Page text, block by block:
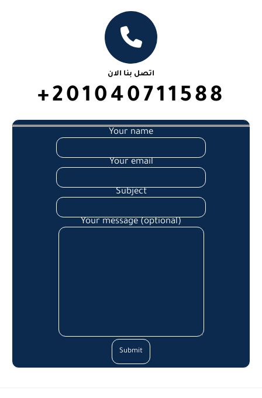
اتصل بنا الان
+201040711588
Your name
Your email
Subject
Your message (optional)